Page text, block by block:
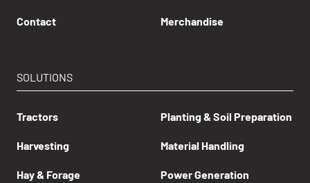
Contact
Merchandise
SOLUTIONS
Tractors
Harvesting
Hay & Forage
Planting & Soil Preparation
Material Handling
Power Generation